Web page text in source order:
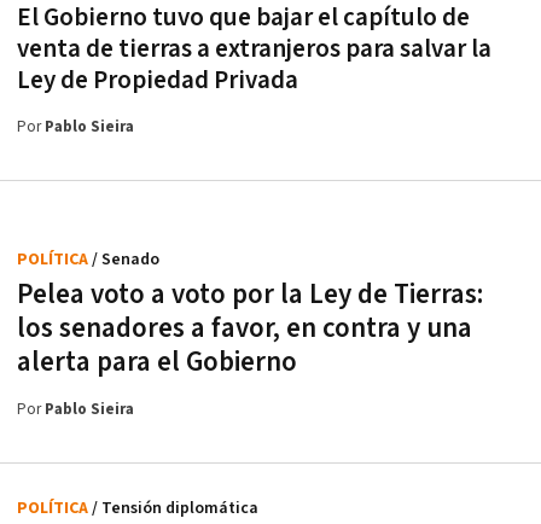
El Gobierno tuvo que bajar el capítulo de
venta de tierras a extranjeros para salvar la
Ley de Propiedad Privada
PorPablo Sieira
Pelea voto a voto por la Ley de Tierras:
los senadores a favor, en contra y una
alerta para el Gobierno
POLÍTICA/ Senado
PorPablo Sieira
POLÍTICA/ Tensión diplomática